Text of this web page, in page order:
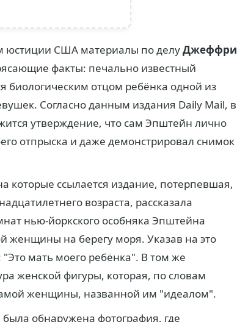
юстиции США материалы по делуДжеффри
факты: печально известный
биологическим отцом ребёнка одной из
Согласно данным издания Daily Mail, в
утверждение, что сам Эпштейн лично
отпрыска и даже демонстрировал снимок
которые ссылается издание, потерпевшая,
возраста, рассказала
нью-йоркского особняка Эпштейна
женщины на берегу моря. Указав на это
мать моего ребёнка". В том же
женской фигуры, которая, по словам
женщины, названной им "идеалом".
обнаружена фотография, где